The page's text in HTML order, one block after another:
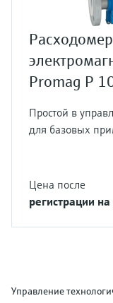
Расходомер
Promag P
Простой в
для базовых
Цена после
регистрации на
Управление